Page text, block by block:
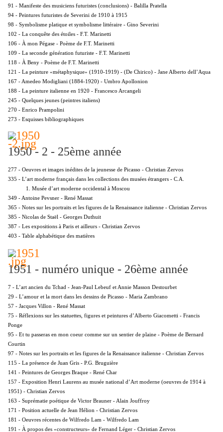
91 - Manifeste des musiciens futuristes (conclusions) - Balilla Pratella
94 - Peintures futuristes de Severini de 1910 à 1915
98 - Symbolisme platique et symbolisme littéraire - Gino Severini
102 - La conquête des étoiles - F.T. Marinetti
106 - À mon Pégase - Poème de F.T. Marinetti
109 - La seconde génération futuriste - F.T. Marinetti
118 - À Beny - Poème de F.T. Marinetti
121 - La peinture «métaphysique» (1910-1919) - (De Chirico) - Jane Alberto dell’Aqua
167 - Amedeo Modigliani (1884-1920) - Umbro Apollonion
188 - La peinture italienne en 1920 - Francesco Arcangeli
245 - Quelques jeunes (peintres italiens)
270 - Enrico Prampolini
273 - Esquisses bibliographiques
1950 - 2 - 25ème année
277 - Oeuvres et images inédites de la jeunesse de Picasso - Christian Zervos
335 - L’art moderne français dans les collections des musées étrangers - C.A.
1. Musée d’art moderne occidental à Moscou
349 - Antoine Pevsner - René Massat
365 - Notes sur les portraits et les figures de la Renaissance italienne - Christian Zervos
385 - Nicolas de Staël - Georges Duthuit
387 - Les expositions à Paris et ailleurs - Christian Zervos
403 - Table alphabétique des matières
1951 - numéro unique - 26ème année
7 - L’art ancien du Tchad - Jean-Paul Lebeuf et Annie Masson Destourbet
29 - L’amour et la mort dans les dessins de Picasso - Maria Zambrano
57 - Jacques Villon - René Massat
75 - Réflexions sur les statuettes, figures et peintures d’Alberto Giacometti - Francis
Ponge
95 - Et tu passeras en mon coeur comme sur un sentier de plaine - Poème de Bernard
Courtin
97 - Notes sur les portraits et les figures de la Renaissance italienne - Christian Zervos
115 - La présence de Juan Gris - P.G. Bruguière
141 - Peintures de Georges Braque - René Char
157 - Exposition Henri Laurens au musée national d’Art moderne (oeuvres de 1914 à
1951) - Christian Zervos
163 - Suprématie poétique de Victor Brauner - Alain Jouffroy
171 - Position actuelle de Jean Hélion - Christian Zervos
181 - Oeuvres récentes de Wilfredo Lam - Wilfredo Lam
191 - À propos des «constructeurs» de Fernand Léger - Christian Zervos